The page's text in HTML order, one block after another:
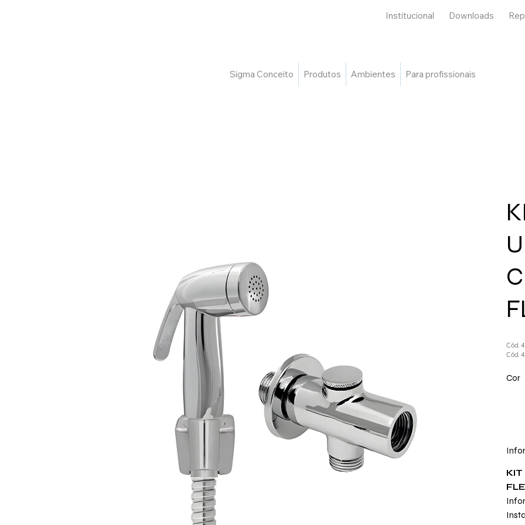
Institucional Downloads
Sigma Conceito Produtos Ambientes Para profissionais
Cód.
Cód.
Cor
KIT